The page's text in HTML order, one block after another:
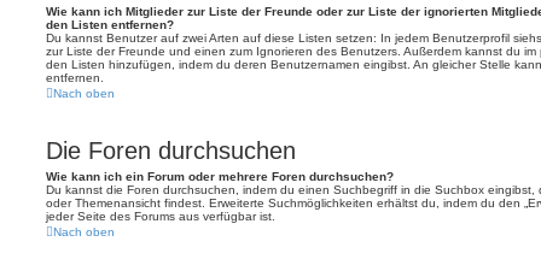
Wie kann ich Mitglieder zur Liste der Freunde oder zur Liste der ignorierten
den Listen entfernen?
Du kannst Benutzer auf zwei Arten auf diese Listen setzen: In jedem Benutzerprofil
zur Liste der Freunde und einen zum Ignorieren des Benutzers. Außerdem kannst du
den Listen hinzufügen, indem du deren Benutzernamen eingibst. An gleicher Stelle
entfernen.
Nach oben
Die Foren durchsuchen
Wie kann ich ein Forum oder mehrere Foren durchsuchen?
Du kannst die Foren durchsuchen, indem du einen Suchbegriff in die Suchbox eingibst,
oder Themenansicht findest. Erweiterte Suchmöglichkeiten erhältst du, indem du den
jeder Seite des Forums aus verfügbar ist.
Nach oben